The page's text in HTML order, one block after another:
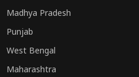
Madhya Pradesh
Punjab
West Bengal
Maharashtra